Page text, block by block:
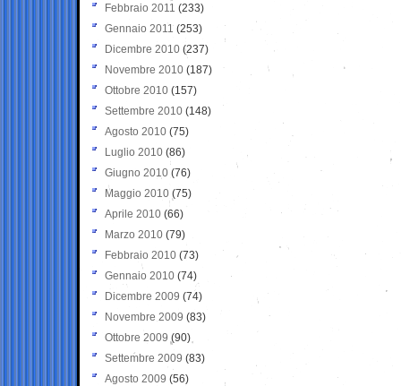
Febbraio 2011 (233)
Gennaio 2011 (253)
Dicembre 2010 (237)
Novembre 2010 (187)
Ottobre 2010 (157)
Settembre 2010 (148)
Agosto 2010 (75)
Luglio 2010 (86)
Giugno 2010 (76)
Maggio 2010 (75)
Aprile 2010 (66)
Marzo 2010 (79)
Febbraio 2010 (73)
Gennaio 2010 (74)
Dicembre 2009 (74)
Novembre 2009 (83)
Ottobre 2009 (90)
Settembre 2009 (83)
Agosto 2009 (56)